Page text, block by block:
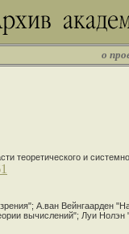
о
теоретического и
А.ван
вычислений"; Луи